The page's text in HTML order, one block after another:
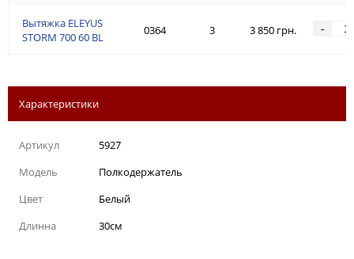
Вытяжка ELEYUS
STORM 700 60 BL
0364 3 3 850 грн. -
Характеристики
Артикул
5927
Модель
Полкодержатель
Цвет
Белый
Длинна
30см